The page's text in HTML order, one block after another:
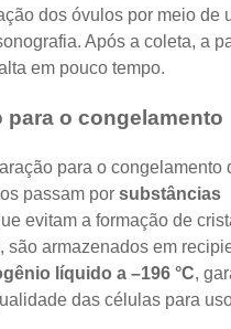
dos óvulos por meio de
Após a coleta, a
em pouco tempo.
para o congelamento
para o congelamento
passam por substâncias
evitam a formação de
são armazenados em
líquido a –196 °C,
das células para